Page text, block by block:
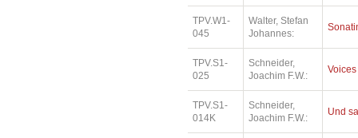
TPV.W1-
045
Walter, Stefan
Johannes:
TPV.S1-
025
Schneider,
Joachim F.W.:
TPV.S1-
014K
Schneider,
Joachim F.W.:
Und